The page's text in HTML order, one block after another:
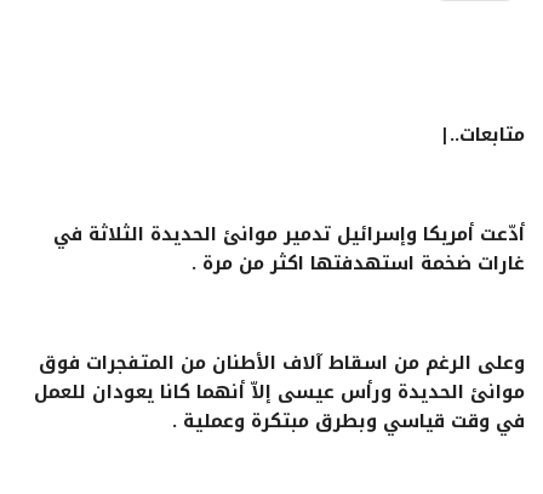
متابعات..|
أدّعت أمريكا وإسرائيل تدمير موانئ الحديدة الثلاثة في
غارات ضخمة استهدفتها اكثر من مرة .
وعلى الرغم من اسقاط آلاف الأطنان من المتفجرات فوق
موانئ الحديدة ورأس عيسى إلاّ أنهما كانا يعودان للعمل
في وقت قياسي وبطرق مبتكرة وعملية .